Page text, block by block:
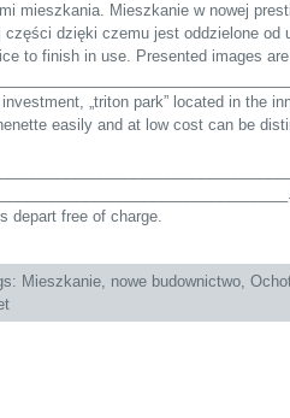
mieszkania. Mieszkanie w nowej
części dzięki czemu jest oddzielone od
to finish in use. Presented images
„triton park” located in the
easily and at low cost can be
depart free of charge.
Mieszkanie, nowe budownictwo,